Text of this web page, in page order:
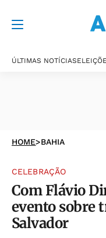
ÚLTIMAS NOTÍCIAS
HOME>BAHIA
CELEBRAÇÃO
Com Flávio
evento sobre
Salvador